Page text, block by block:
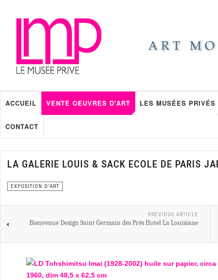
ACCUEIL VENTE OEUVRES D'ART LES MUSÉES PRIVÉS
CONTACT
LA GALERIE LOUIS & SACK ECOLE DE PARIS
EXPOSITION D'ART
PREVIOUS ARTICLE
Bienvenue Design Saint Germain des Prés Hotel La Louisiane